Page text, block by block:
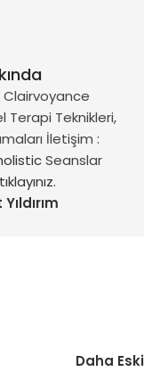
Teknikleri,
İletişim :
Seanslar
tıklayınız.
Daha Eski